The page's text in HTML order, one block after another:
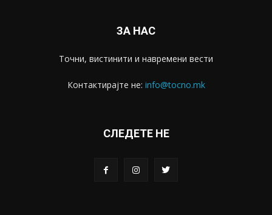
ЗА НАС
Точни, вистинити и навремени вести
Контактирајте не: info@tocno.mk
СЛЕДЕТЕ НЕ